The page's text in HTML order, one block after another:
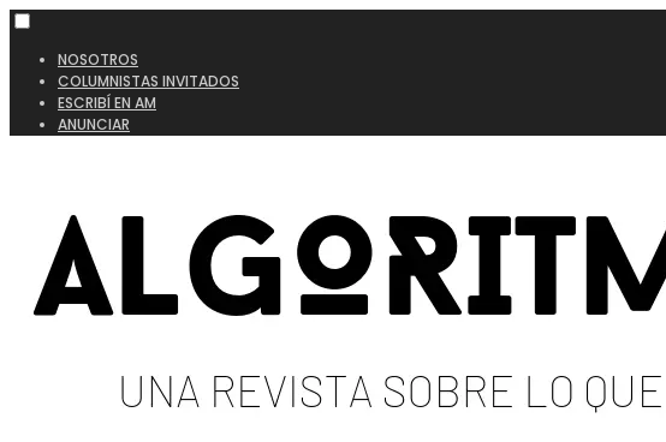
NOSOTROS
COLUMNISTAS INVITADOS
ESCRIBÍ EN AM
ANUNCIAR